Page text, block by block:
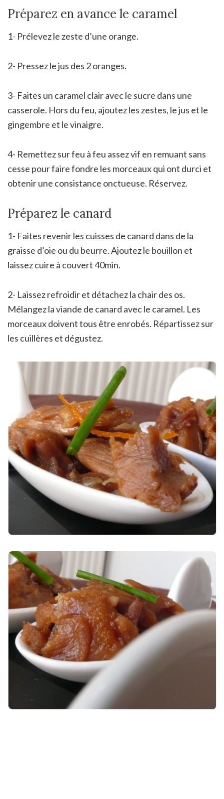
Préparez en avance le caramel
1- Prélevez le zeste d’une orange.
2- Pressez le jus des 2 oranges.
3- Faites un caramel clair avec le sucre dans une
casserole. Hors du feu, ajoutez les zestes, le jus et le
gingembre et le vinaigre.
4- Remettez sur feu à feu assez vif en remuant sans
cesse pour faire fondre les morceaux qui ont durci et
obtenir une consistance onctueuse. Réservez.
Préparez le canard
1- Faites revenir les cuisses de canard dans de la
graisse d’oie ou du beurre. Ajoutez le bouillon et
laissez cuire à couvert 40min.
2- Laissez refroidir et détachez la chair des os.
Mélangez la viande de canard avec le caramel. Les
morceaux doivent tous être enrobés. Répartissez sur
les cuillères et dégustez.